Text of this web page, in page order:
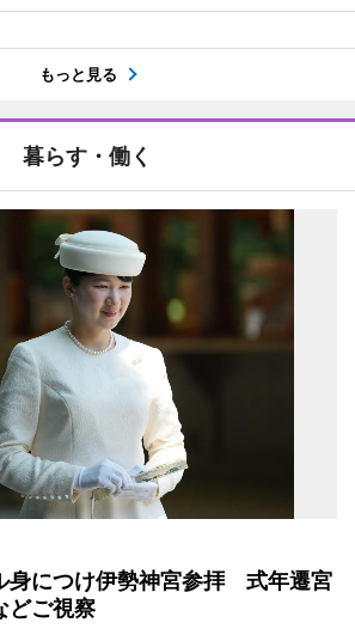
もっと見る
暮らす・働く
身につけ伊勢神宮参拝 式年遷宮
どご視察